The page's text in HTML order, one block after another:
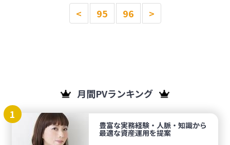
<
95 96 >
月間PVランキング
1
豊富な実務経験・人脈・知識から
最適な資産運用を提案